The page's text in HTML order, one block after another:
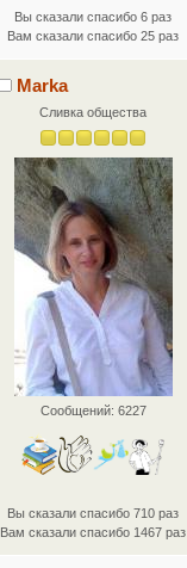
Вы сказали спасибо 6 раз
Вам сказали спасибо 25 раз
Marka
Сливка общества
Сообщений: 6227
Вы сказали спасибо 710 раз
Вам сказали спасибо 1467 раз